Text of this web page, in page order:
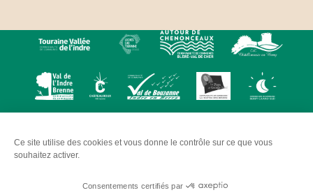
Ce site utilise des cookies et vous donne le contrôle sur ce que vous
souhaitez activer.
Consentements certifiés par